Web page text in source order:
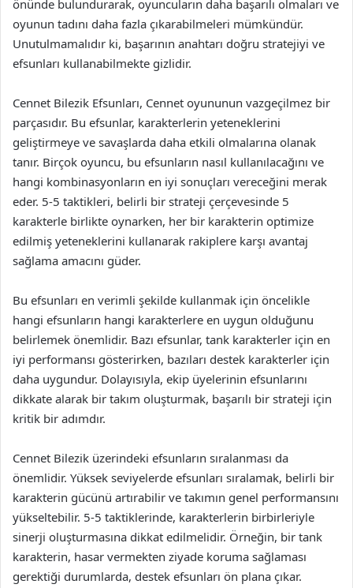
önünde bulundurarak, oyuncuların daha başarılı olmaları ve
oyunun tadını daha fazla çıkarabilmeleri mümkündür.
Unutulmamalıdır ki, başarının anahtarı doğru stratejiyi ve
efsunları kullanabilmekte gizlidir.
Cennet Bilezik Efsunları, Cennet oyununun vazgeçilmez bir
parçasıdır. Bu efsunlar, karakterlerin yeteneklerini
geliştirmeye ve savaşlarda daha etkili olmalarına olanak
tanır. Birçok oyuncu, bu efsunların nasıl kullanılacağını ve
hangi kombinasyonların en iyi sonuçları vereceğini merak
eder. 5-5 taktikleri, belirli bir strateji çerçevesinde 5
karakterle birlikte oynarken, her bir karakterin optimize
edilmiş yeteneklerini kullanarak rakiplere karşı avantaj
sağlama amacını güder.
Bu efsunları en verimli şekilde kullanmak için öncelikle
hangi efsunların hangi karakterlere en uygun olduğunu
belirlemek önemlidir. Bazı efsunlar, tank karakterler için en
iyi performansı gösterirken, bazıları destek karakterler için
daha uygundur. Dolayısıyla, ekip üyelerinin efsunlarını
dikkate alarak bir takım oluşturmak, başarılı bir strateji için
kritik bir adımdır.
Cennet Bilezik üzerindeki efsunların sıralanması da
önemlidir. Yüksek seviyelerde efsunları sıralamak, belirli bir
karakterin gücünü artırabilir ve takımın genel performansını
yükseltebilir. 5-5 taktiklerinde, karakterlerin birbirleriyle
sinerji oluşturmasına dikkat edilmelidir. Örneğin, bir tank
karakterin, hasar vermekten ziyade koruma sağlaması
gerektiği durumlarda, destek efsunları ön plana çıkar.